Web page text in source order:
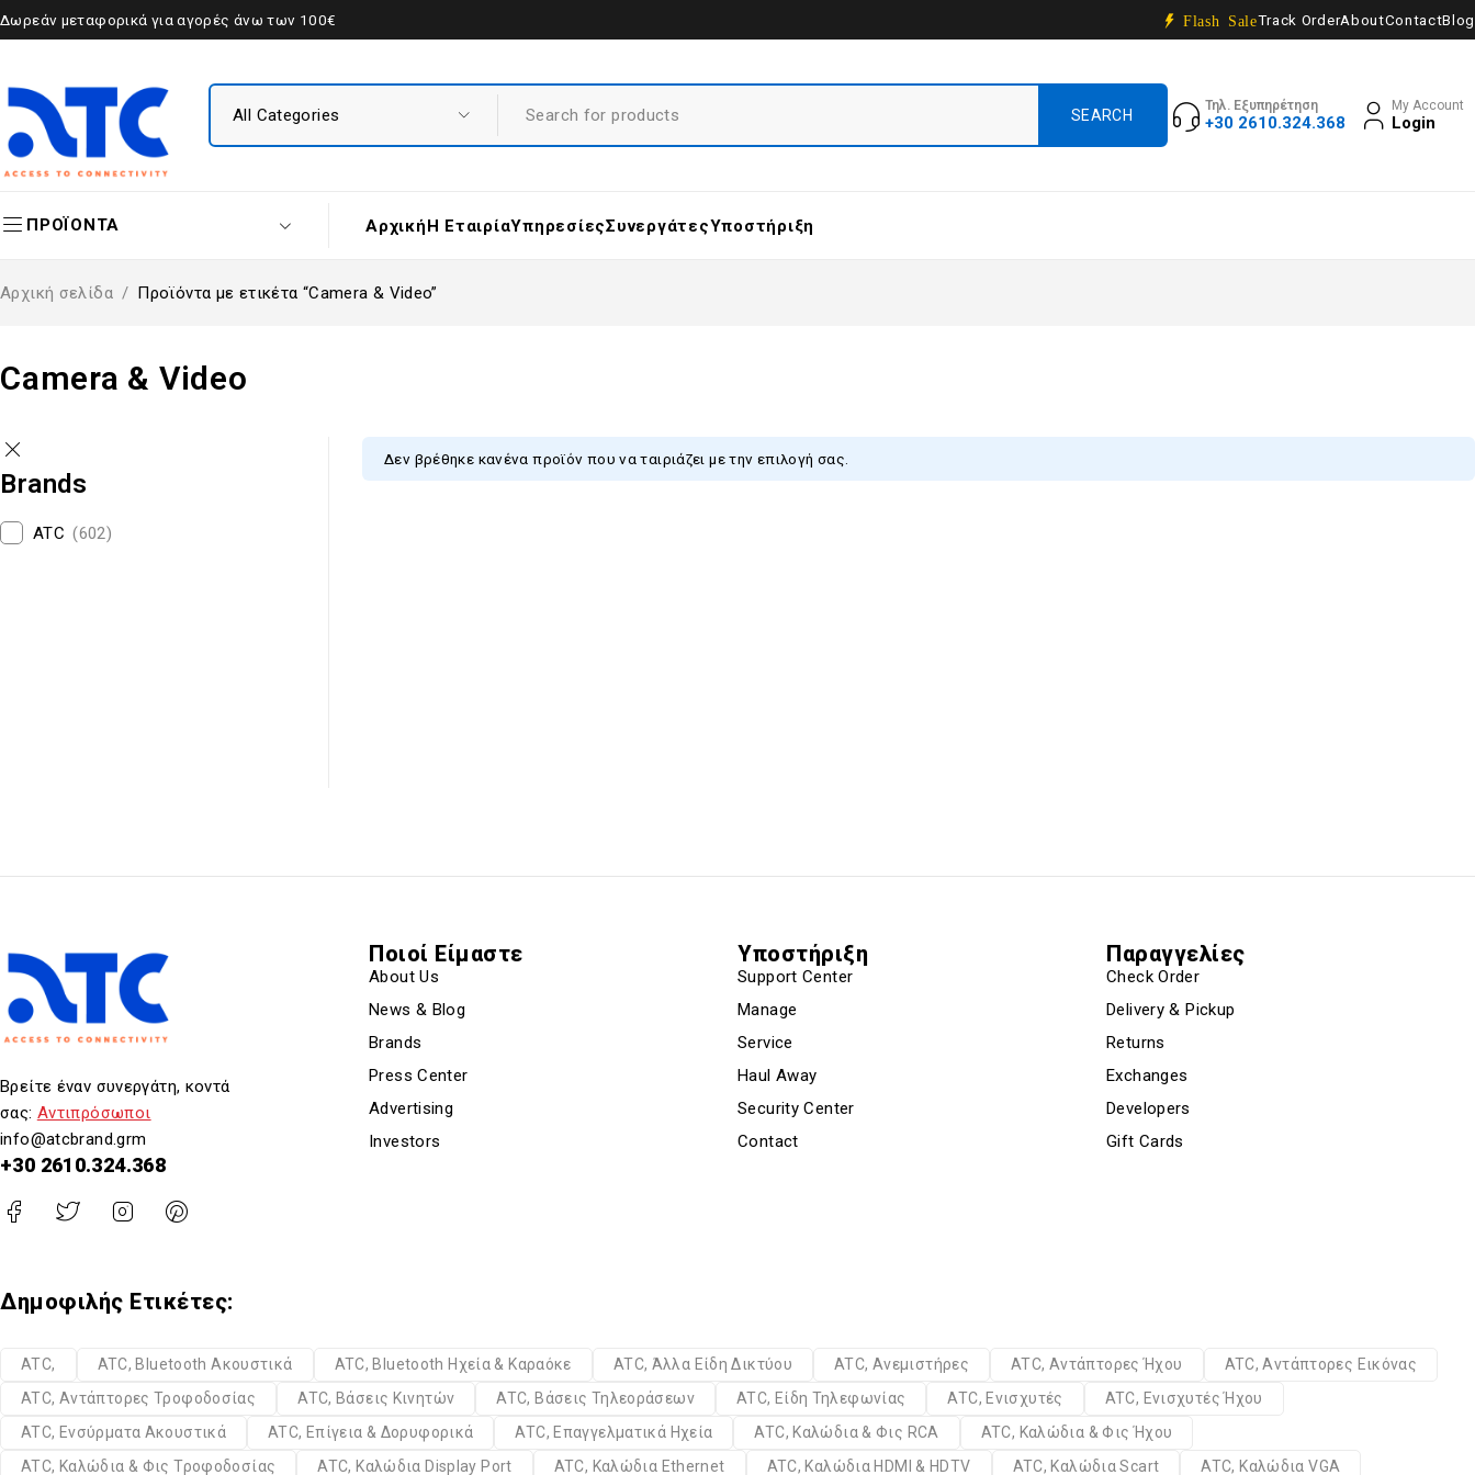
Δωρεάν μεταφορικά για αγορές άνω των 100€ Flash SaleTrack OrderAboutContactBlog
Τηλ. Εξυπηρέτηση
+30 2610.324.368
My Account
Login
ΠΡΟΪΟΝΤΑ ΑρχικήΗ ΕταιρίαΥπηρεσίεςΣυνεργάτεςΥποστήριξη
Camera & Video
Αρχική σελίδα / Προϊόντα με ετικέτα “Camera & Video”
Brands
ATC (602)
Δεν βρέθηκε κανένα προϊόν που να ταιριάζει με την επιλογή σας.
Βρείτε έναν συνεργάτη, κοντά
σας: Αντιπρόσωποι
info@atcbrand.grm
+30 2610.324.368
Ποιοί Είμαστε
About Us
News & Blog
Brands
Press Center
Advertising
Investors
Υποστήριξη
Support Center
Manage
Service
Haul Away
Security Center
Contact
Παραγγελίες
Check Order
Delivery & Pickup
Returns
Exchanges
Developers
Gift Cards
Δημοφιλής Ετικέτες:
ATC, ATC, Bluetooth Ακουστικά ATC, Bluetooth Ηχεία & Καραόκε ATC, Άλλα Είδη Δικτύου ATC, Ανεμιστήρες ATC, Αντάπτορες Ήχου
ATC, Αντάπτορες Εικόνας
ATC, Αντάπτορες Τροφοδοσίας
ATC, Βάσεις Κινητών ATC, Βάσεις Τηλεοράσεων ATC, Είδη Τηλεφωνίας ATC, Ενισχυτές
ATC, Ενισχυτές Ήχου
ATC, Ενσύρματα Ακουστικά
ATC, Επίγεια & Δορυφορικά ATC, Επαγγελματικά Ηχεία ATC, Καλώδια & Φις RCA
ATC, Καλώδια & Φις Ήχου
ATC, Καλώδια & Φις Τροφοδοσίας
ATC, Καλώδια Display Port ATC, Καλώδια Ethernet ATC, Καλώδια HDMI & HDTV ATC, Καλώδια Scart ATC, Καλώδια VGA